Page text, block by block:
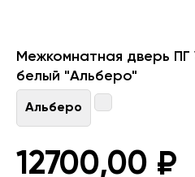
Межкомнатная дверь
белый "Альберо"
Альберо
12700,00 ₽